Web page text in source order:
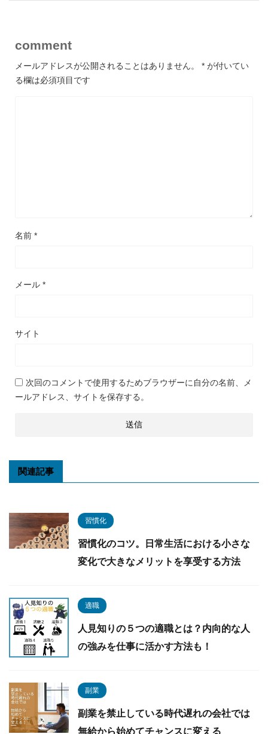
comment
メールアドレスが公開されることはありません。 * が付いてい
る欄は必須項目です
名前 *
メール *
サイト
次回のコメントで使用するためブラウザーに自分の名前、メ
ールアドレス、サイトを保存する。
関連記事
習慣化
習慣化のコツ。日常生活における小さな
変化で大きなメリットを享受する方法
適職
人見知りの５つの適職とは？内向的な人
の強みを仕事に活かす方法も！
副業
副業を禁止している時代遅れの会社では
無給から始めてチャンスに変える